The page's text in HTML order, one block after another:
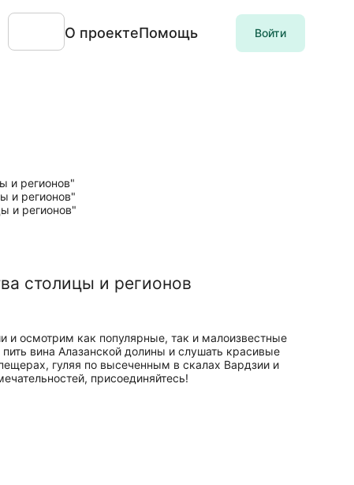
О проектеПомощь Войти
столицы и регионов
и осмотрим как популярные, так и малоизвестные
вина Алазанской долины и слушать красивые
гуляя по высеченным в скалах Вардзии и
присоединяйтесь!